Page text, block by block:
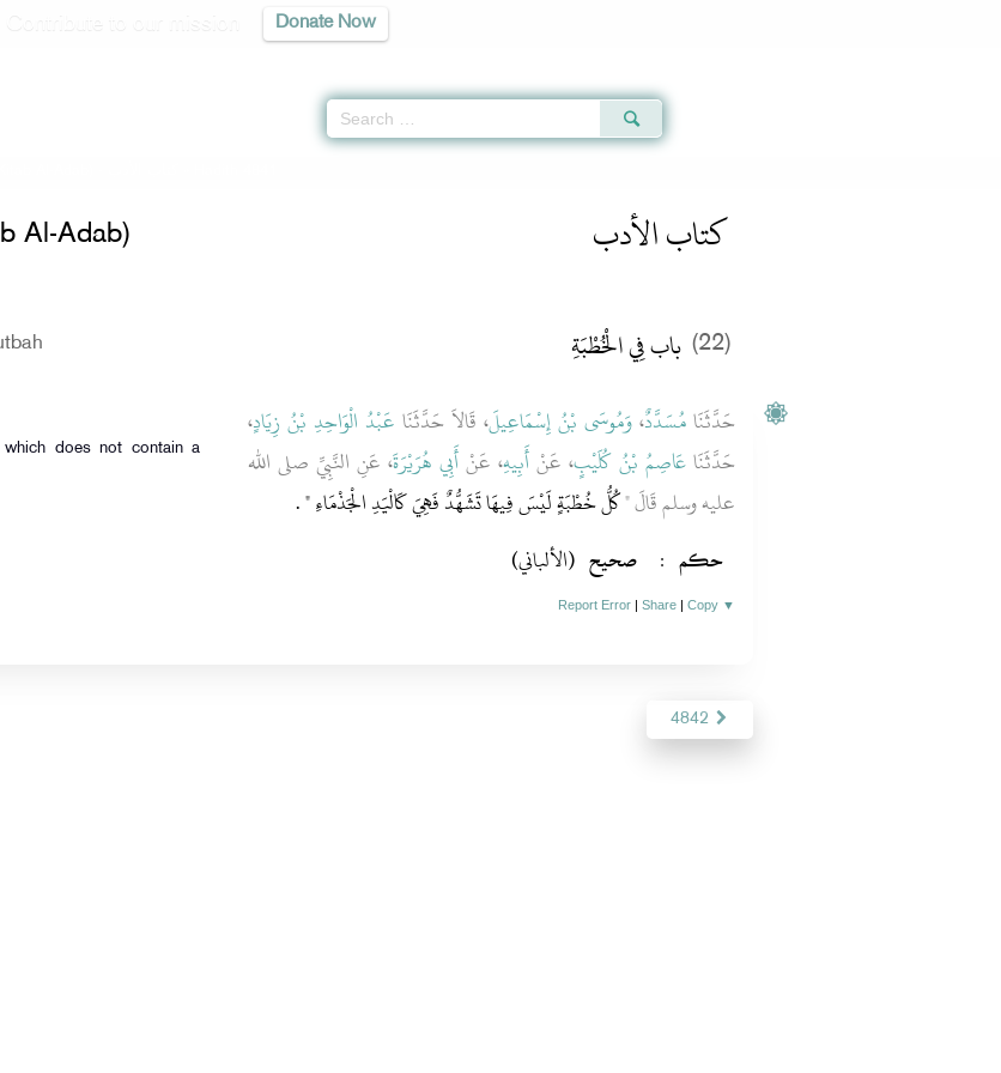
Donate Now
كتاب الأدب Al-Adab)
(22) باب فِي الْخُطْبَةِ
حَدَّثَنَامُسَدَّدٌ،وَمُوسَى بْنُ إِسْمَاعِيلَ، قَالاَ حَدَّثَنَا عَبْدُ الْوَاحِدِ بْنُ زِيَادٍ،
حَدَّثَنَاعَاصِمُ بْنُ كُلَيْبٍ، عَنْأَبِيهِ، عَنْأَبِي هُرَيْرَةَ، عَنِ النَّبِيِّ صلى الله
عليه وسلم قَالَ ‏"‏كُلُّ خُطْبَةٍ لَيْسَ فِيهَا تَشَهُّدٌ فَهِيَ كَالْيَدِ الْجَذْمَاءِ ‏"‏ ‏.‏
صحيح (الألباني) حكم :
Report Error |Share |Copy ▼
4842